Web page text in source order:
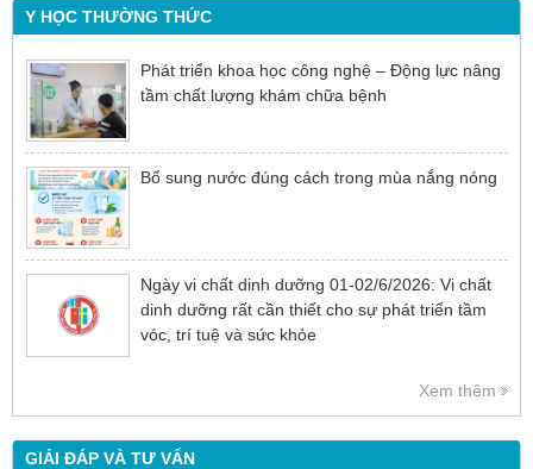
Y HỌC THƯỜNG THỨC
Phát triển khoa học công nghệ – Động lực nâng
tầm chất lượng khám chữa bệnh
Bổ sung nước đúng cách trong mùa nắng nóng
Ngày vi chất dinh dưỡng 01-02/6/2026: Vi chất
dinh dưỡng rất cần thiết cho sự phát triển tầm
vóc, trí tuệ và sức khỏe
Xem thêm
GIẢI ĐÁP VÀ TƯ VẤN